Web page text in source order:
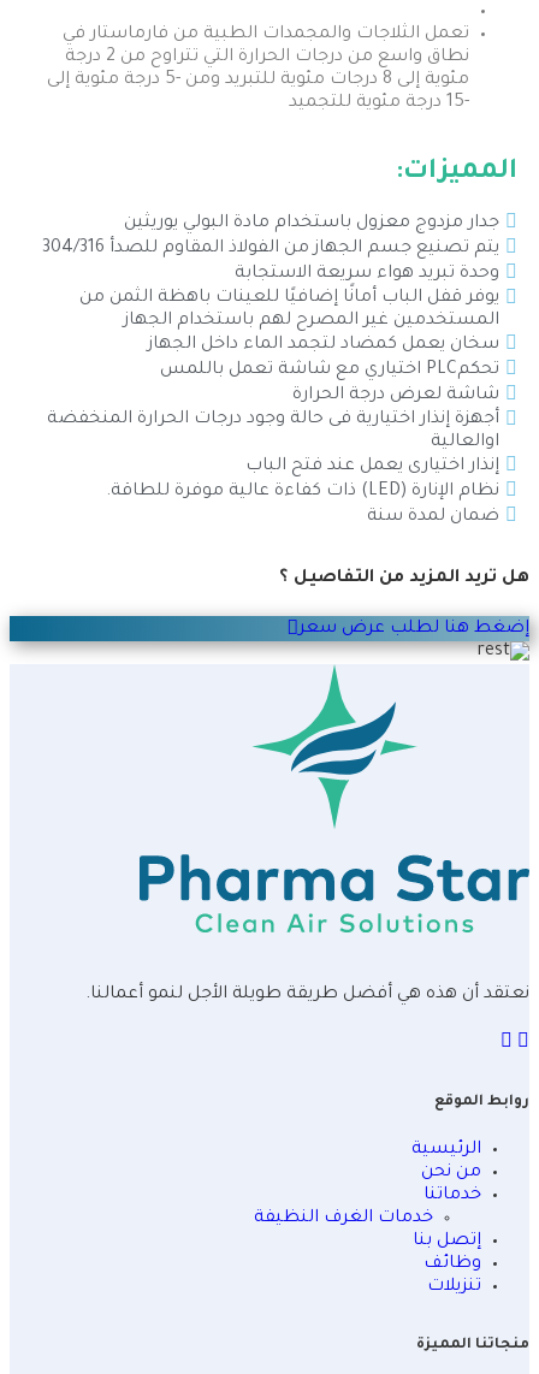
تعمل الثلاجات والمجمدات الطبية من فارماستار في
نطاق واسع من درجات الحرارة التي تتراوح من 2 درجة
مئوية إلى 8 درجات مئوية للتبريد ومن -5 درجة مئوية إلى
-15 درجة مئوية للتجميد
المميزات:
جدار مزدوج معزول باستخدام مادة البولي يوريثين
يتم تصنيع جسم الجهاز من الفولاذ المقاوم للصدأ 304/316
وحدة تبريد هواء سريعة الاستجابة
يوفر قفل الباب أمانًا إضافيًا للعينات باهظة الثمن من
المستخدمين غير المصرح لهم باستخدام الجهاز
سخان يعمل كمضاد لتجمد الماء داخل الجهاز
تحكمPLC اختياري مع شاشة تعمل باللمس
شاشة لعرض درجة الحرارة
أجهزة إنذار اختيارية فى حالة وجود درجات الحرارة المنخفضة
اوالعالية
إنذار اختيارى يعمل عند فتح الباب
نظام الإنارة (LED) ذات كفاءة عالية موفرة للطاقة.
ضمان لمدة سنة
هل تريد المزيد من التفاصيل ؟
إضغط هنا لطلب عرض سعر
نعتقد أن هذه هي أفضل طريقة طويلة الأجل لنمو أعمالنا.
روابط الموقع
الرئيسية
من نحن
خدماتنا
خدمات الغرف النظيفة
إتصل بنا
وظائف
تنزيلات
منجاتنا المميزة